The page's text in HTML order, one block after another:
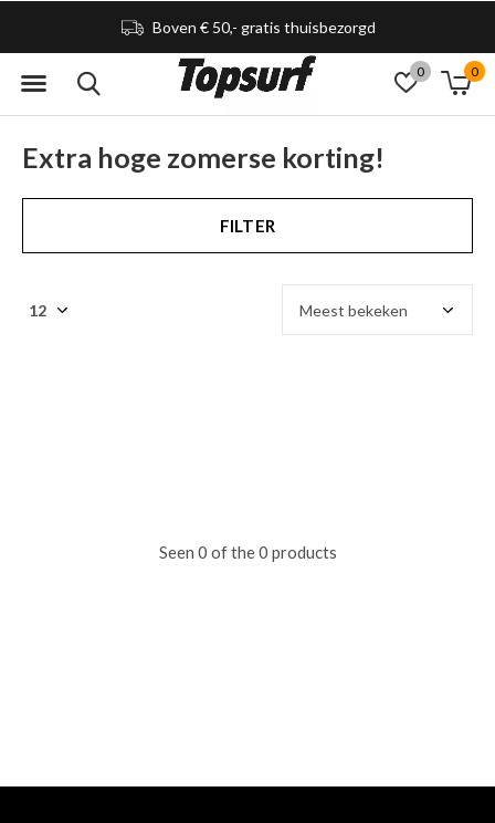
0 0
Boven € 50,- gratis thuisbezorgd
Extra hoge zomerse korting!
FILTER
Seen 0 of the 0 products